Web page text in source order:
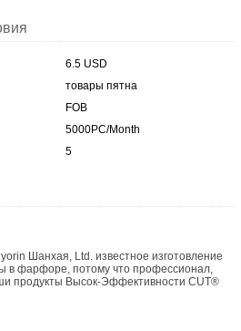
6.5 USD
товары пятна
FOB
5000PC/Month
5
Шанхая, Ltd. известное изготовление
в фарфоре, потому что профессионал,
продукты Высок-Эффективности CUT®